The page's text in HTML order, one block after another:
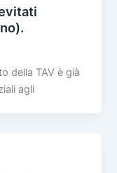
della TAV è già
agli